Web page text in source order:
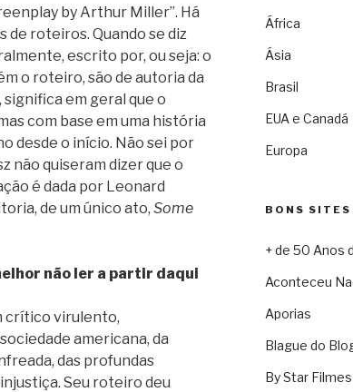
by Arthur Miller”. Há
roteiros. Quando se diz
escrito por, ou seja: o
o roteiro, são de autoria da
significa em geral que o
com base em uma história
desde o início. Não sei por
não quiseram dizer que o
é dada por Leonard
de um único ato, Some
não ler a partir daqui
crítico virulento,
americana, da
das profundas
Seu roteiro deu
África
Ásia
Brasil
EUA e Canadá
Europa
BONS SITES
+ de 50 Anos
Aconteceu
Aporias
Blague do
By Star Filmes